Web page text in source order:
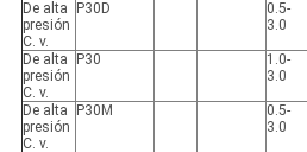
De alta
presión
C. v.
P30D
0.5-
3.0
De alta
presión
C. v.
P30
1.0-
3.0
De alta
presión
C. v.
P30M
0.5-
3.0